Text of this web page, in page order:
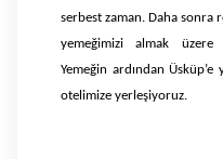
serbest zaman. Daha sonra
yemeğimizi almak üzere
Yemeğin ardından Üsküp’e
otelimize yerleşiyoruz.